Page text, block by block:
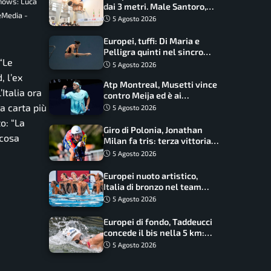
-
Le
l’ex
ora
carta più
“La
dai 3 metri. Male Santoro,
Wesemann si prende l’oro
5 Agosto 2026
Europei, tuffi: Di Maria e
Pelligra quinti nel sincro
misto. Oro all’Ucraina
5 Agosto 2026
Atp Montreal, Musetti vince
contro Meija ed è ai
sedicesimi
5 Agosto 2026
Giro di Polonia, Jonathan
Milan fa tris: terza vittoria
consecutiva e primato
5 Agosto 2026
Europei nuoto artistico,
Italia di bronzo nel team
acrobatic: terzo podio
5 Agosto 2026
Europei di fondo, Taddeucci
concede il bis nella 5 km:
oro azzurro, Pozzobon
5 Agosto 2026